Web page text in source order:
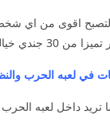
اقوى من اي شخص
للاندرويد والايفون.
في لعبه الحرب
تريد داخل لعبه